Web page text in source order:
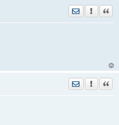
Отправить
Отправить